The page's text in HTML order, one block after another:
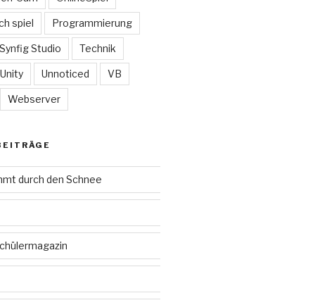
spiel Programmierung
Studio Technik
Unity Unnoticed VB
Webserver
durch den Schnee